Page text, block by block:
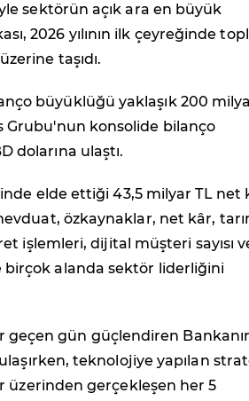
sektörün açık ara en büyük
2026 yılının ilk çeyreğinde
taşıdı.
büyüklüğü yaklaşık 200
Grubu'nun konsolide bilanço
dolarına ulaştı.
elde ettiği 43,5 milyar TL net
özkaynaklar, net kâr,
işlemleri, dijital müşteri sayısı
alanda sektör liderliğini
gün güçlendiren
teknolojiye yapılan
üzerinden gerçekleşen her 5